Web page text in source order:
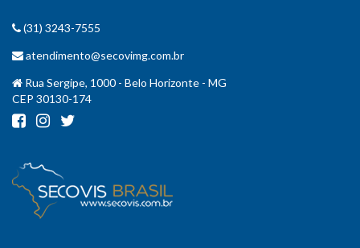
(31) 3243-7555
atendimento@secovimg.com.br
Rua Sergipe, 1000 - Belo Horizonte - MG
CEP 30130-174